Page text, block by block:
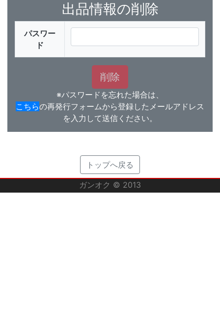
出品情報の削除
パスワー
ド
※パスワードを忘れた場合は、
こちらの再発行フォームから登録したメールアドレス
を入力して送信ください。
トップへ戻る
ガンオク © 2013